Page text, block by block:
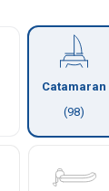
Catamaran
(98)